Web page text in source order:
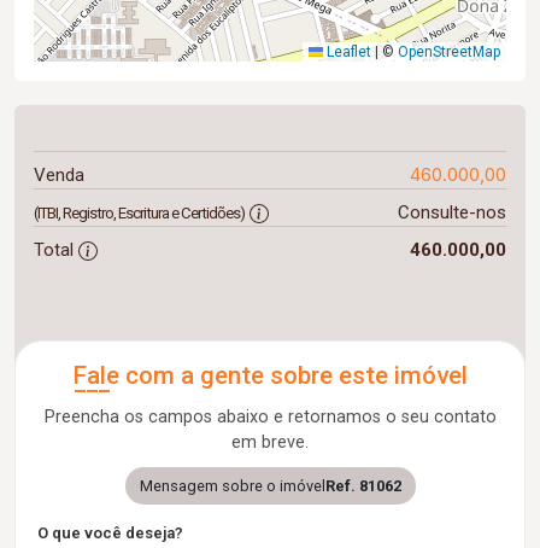
Leaflet |© OpenStreetMap
Venda 460.000,00
(ITBI, Registro, Escritura e Certidões)
Consulte-nos
Total
460.000,00
Fale com a gente sobre este imóvel
Preencha os campos abaixo e retornamos o seu contato
em breve.
Mensagem sobre o imóvelRef. 81062
O que você deseja?